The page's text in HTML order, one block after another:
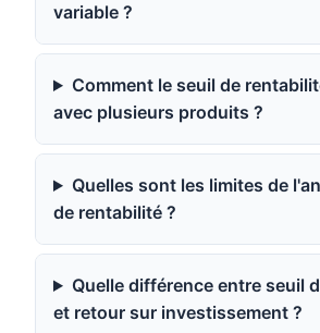
variable ?
Comment le seuil de
avec plusieurs produits ?
Quelles sont les limites de
de rentabilité ?
Quelle différence entre seuil
et retour sur investissement ?